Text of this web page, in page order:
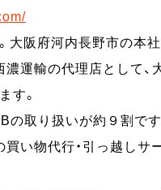
大阪府河内長野市の本
運輸の代理店として、
す。
の取り扱いが約９割で
買い物代行・引っ越し